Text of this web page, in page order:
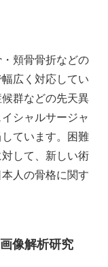
頬骨骨折などの
広く対応してい
群などの先天異
シャルサージャ
ています。困難
して、新しい術
人の骨格に関す
像解析研究